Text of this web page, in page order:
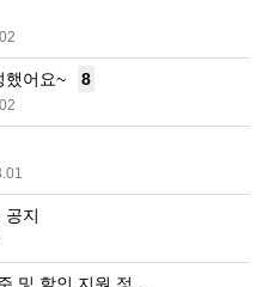
했어요~ 8
공지